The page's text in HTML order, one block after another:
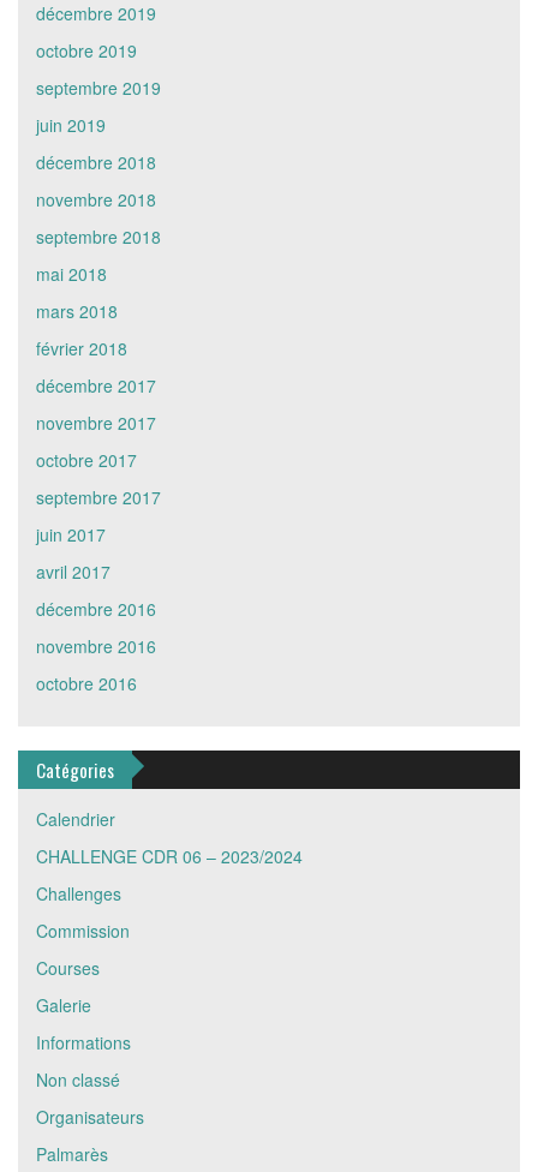
décembre 2019
octobre 2019
septembre 2019
juin 2019
décembre 2018
novembre 2018
septembre 2018
mai 2018
mars 2018
février 2018
décembre 2017
novembre 2017
octobre 2017
septembre 2017
juin 2017
avril 2017
décembre 2016
novembre 2016
octobre 2016
Catégories
Calendrier
CHALLENGE CDR 06 – 2023/2024
Challenges
Commission
Courses
Galerie
Informations
Non classé
Organisateurs
Palmarès